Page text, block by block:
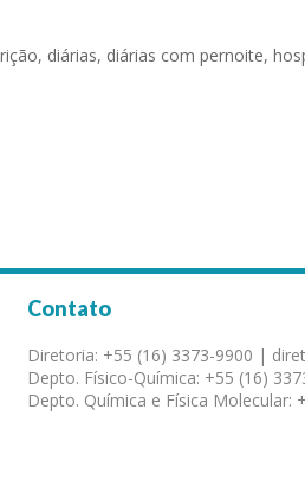
diárias, diárias com pernoite,
Contato
Diretoria: +55 (16) 3373-9900 |
Depto. Físico-Química: +55 (16)
Depto. Química e Física Molecular: